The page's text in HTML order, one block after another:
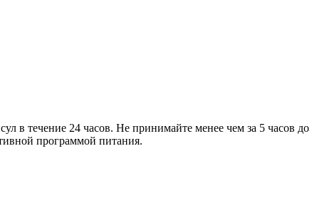
в течение 24 часов. Не принимайте менее чем за 5 часов
программой питания.